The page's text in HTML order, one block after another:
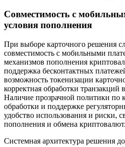
Совместимость с
условия пополнения
При выборе карточного решения
совместимость с мобильными
механизмов пополнения
поддержка бесконтактных
возможность токенизации
корректная обработки
Наличие прозрачной политики по
обработки и поддержке
удобство использования и риски,
пополнения и обмена криптовалют.
Системная архитектура решения